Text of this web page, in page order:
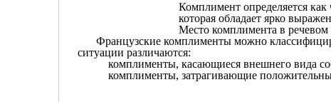
Комплимент определяется
которая обладает ярко
Место комплимента в речевом
Французские комплименты можно
ситуации различаются:
комплименты, касающиеся внешнего вида
комплименты, затрагивающие